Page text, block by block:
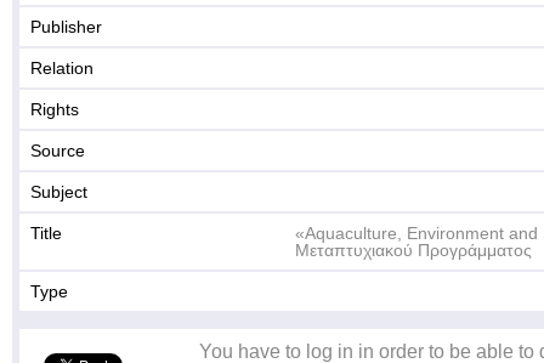
Publisher
Relation
Rights
Source
Subject
Title
«Aquaculture, Environment
Μεταπτυχιακού Προγράμματος
Type
You have to log in in order to be able to